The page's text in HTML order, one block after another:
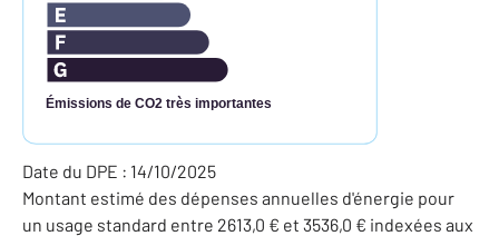
Émissions de CO2 très importantes
Date du DPE : 14/10/2025
Montant estimé des dépenses annuelles d'énergie pour
un usage standard entre 2613,0 € et 3536,0 € indexées aux